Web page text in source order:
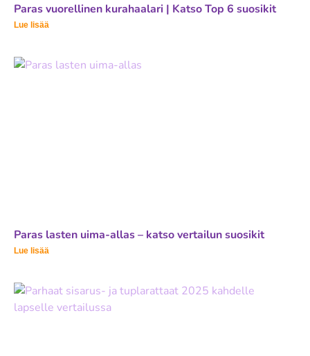
Paras vuorellinen kurahaalari | Katso Top 6 suosikit
Lue lisää
Paras lasten uima-allas – katso vertailun suosikit
Lue lisää